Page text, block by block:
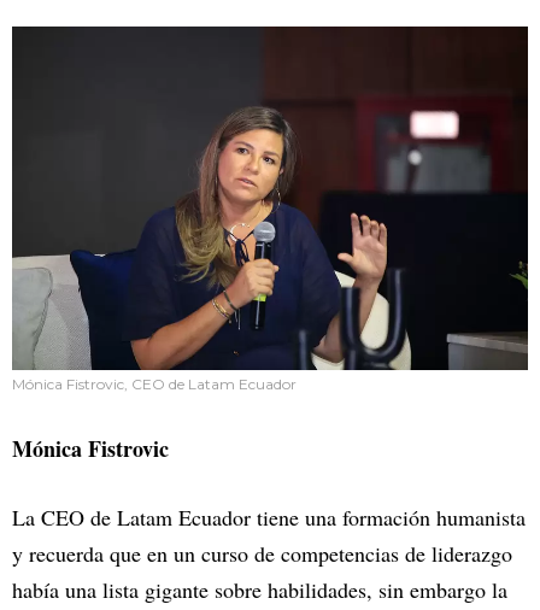
Mónica Fistrovic, CEO de Latam Ecuador
Mónica Fistrovic
La CEO de Latam Ecuador tiene una formación humanista
y recuerda que en un curso de competencias de liderazgo
había una lista gigante sobre habilidades, sin embargo la